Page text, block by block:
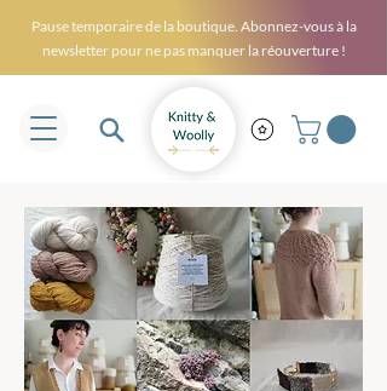
Pause temporaire de la boutique. Abonnez-vous à la
newsletter pour ne pas manquer la réouverture !